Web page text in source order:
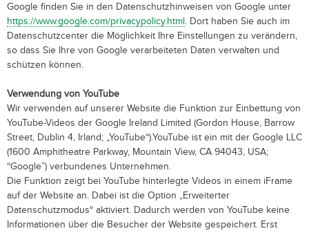
Google finden Sie in den Datenschutzhinweisen von Google unter
https://www.google.com/privacypolicy.html . Dort haben Sie auch im
Datenschutzcenter die Möglichkeit Ihre Einstellungen zu verändern,
so dass Sie Ihre von Google verarbeiteten Daten verwalten und
schützen können.
Verwendung von YouTube
Wir verwenden auf unserer Website die Funktion zur Einbettung von
YouTube-Videos der Google Ireland Limited (Gordon House, Barrow
Street, Dublin 4, Irland; „YouTube“).YouTube ist ein mit der Google LLC
(1600 Amphitheatre Parkway, Mountain View, CA 94043, USA;
“Google”) verbundenes Unternehmen.
Die Funktion zeigt bei YouTube hinterlegte Videos in einem iFrame
auf der Website an. Dabei ist die Option „Erweiterter
Datenschutzmodus“ aktiviert. Dadurch werden von YouTube keine
Informationen über die Besucher der Website gespeichert. Erst